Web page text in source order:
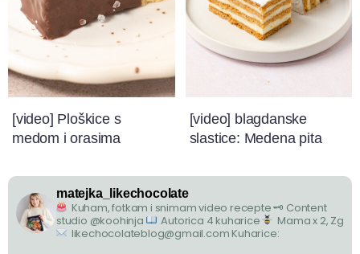
[video] Ploškice s
medom i orasima
[video] blagdanske
slastice: Medena pita
matejka_likechocolate
Kuham, fotkam i snimam video recepte🗝 Content
studio @koohinja
Autorica 4 kuharice
Mama x 2, Zg
likechocolateblog@gmail.com Kuharice: